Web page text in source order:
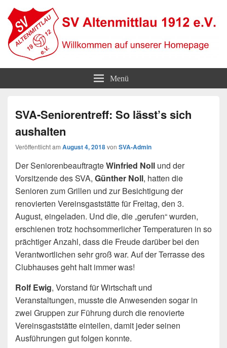
SV Altenmittlau 1912
Menü
SVA-Seniorentreff: So lässt’s sich
aushalten
Veröffentlicht am August 4, 2018von SVA-Admin
Der SeniorenbeauftragteWinfried Noll und der
Vorsitzende des SVA, Günther Noll, hatten die
Senioren zum Grillen und zur Besichtigung der
renovierten Vereinsgaststätte für Freitag, den 3.
August, eingeladen. Und die, die „gerufen“ wurden,
erschienen trotz hochsommerlicher Temperaturen in so
prächtiger Anzahl, dass die Freude darüber bei den
Verantwortlichen sehr groß war. Auf der Terrasse des
Clubhauses geht halt immer was!
Rolf Ewig, Vorstand für Wirtschaft und
Veranstaltungen, musste die Anwesenden sogar in
zwei Gruppen zur Führung durch die renovierte
Vereinsgaststätte einteilen, damit jeder seinen
Ausführungen gut folgen konnte.